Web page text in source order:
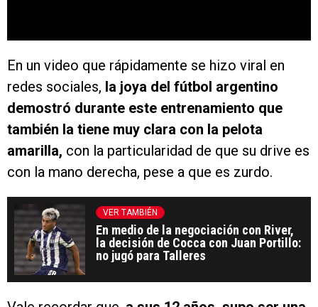
En un video que rápidamente se hizo viral en
redes sociales, la joya del fútbol argentino
demostró durante este entrenamiento que
también la tiene muy clara con la pelota
amarilla, con la particularidad de que su drive es
con la mano derecha, pese a que es zurdo.
VER TAMBIÉN
En medio de la negociación con River,
la decisión de Cocca con Juan Portillo:
no jugó para Talleres